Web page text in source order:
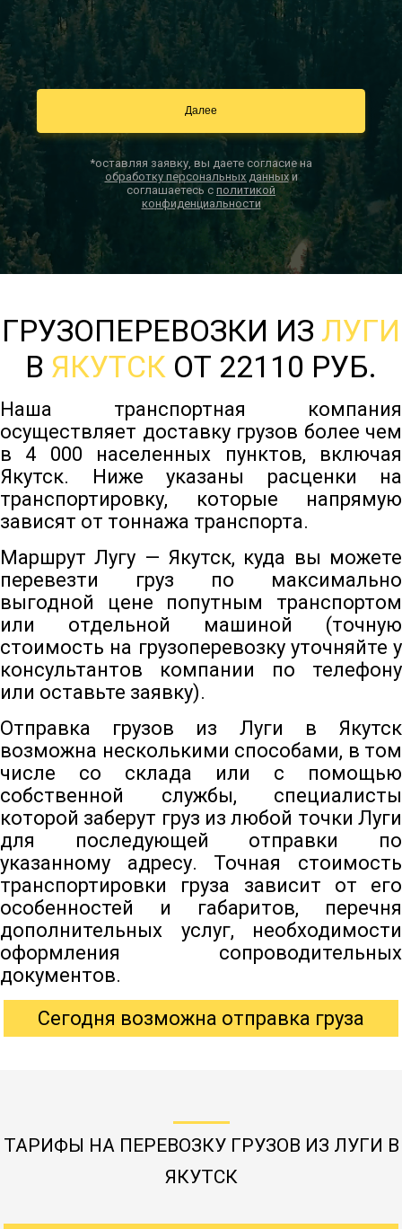
*оставляя заявку, вы даете согласие на
обработку персональных данныхи
соглашаетесь с политикой
конфиденциальности
ГРУЗОПЕРЕВОЗКИ ИЗ ЛУГИ
В ЯКУТСК ОТ 22110 РУБ.
Наша транспортная компания
осуществляет доставку грузов более чем
в 4 000 населенных пунктов, включая
Якутск. Ниже указаны расценки на
транспортировку, которые напрямую
зависят от тоннажа транспорта.
Маршрут Лугу — Якутск, куда вы можете
перевезти груз по максимально
выгодной цене попутным транспортом
или отдельной машиной (точную
стоимость на грузоперевозку уточняйте у
консультантов компании по телефону
или оставьте заявку).
Отправка грузов из Луги в Якутск
возможна несколькими способами, в том
числе со склада или с помощью
собственной службы, специалисты
которой заберут груз из любой точки Луги
для последующей отправки по
указанному адресу. Точная стоимость
транспортировки груза зависит от его
особенностей и габаритов, перечня
дополнительных услуг, необходимости
оформления сопроводительных
документов.
Сегодня возможна отправка груза
ТАРИФЫ НА ПЕРЕВОЗКУ ГРУЗОВ ИЗ ЛУГИ В
ЯКУТСК